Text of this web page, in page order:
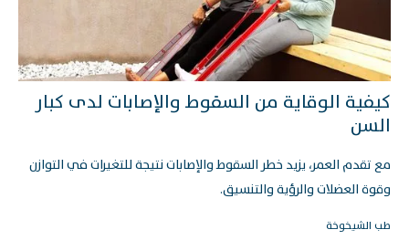
كيفية الوقاية من السقوط والإصابات لدى كبار
السن
مع تقدم العمر، يزيد خطر السقوط والإصابات نتيجة للتغيرات في التوازن
وقوة العضلات والرؤية والتنسيق.
طب الشيخوخة